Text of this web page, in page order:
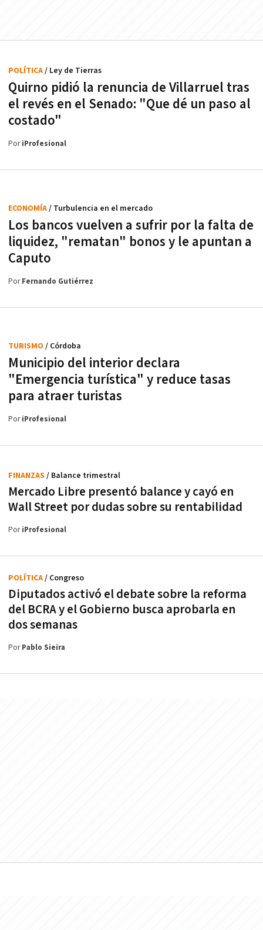
Quirno pidió la renuncia de Villarruel tras
el revés en el Senado: "Que dé un paso al
costado"
POLÍTICA/ Ley de Tierras
PoriProfesional
Los bancos vuelven a sufrir por la falta de
liquidez, "rematan" bonos y le apuntan a
Caputo
ECONOMÍA/ Turbulencia en el mercado
PorFernando Gutiérrez
Municipio del interior declara
"Emergencia turística" y reduce tasas
para atraer turistas
TURISMO / Córdoba
PoriProfesional
Mercado Libre presentó balance y cayó en
Wall Street por dudas sobre su rentabilidad
FINANZAS / Balance trimestral
PoriProfesional
Diputados activó el debate sobre la reforma
del BCRA y el Gobierno busca aprobarla en
dos semanas
POLÍTICA/ Congreso
PorPablo Sieira